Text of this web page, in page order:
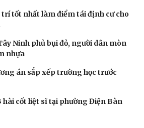
trí tốt nhất làm điểm tái định cư cho
Ninh phủ bụi đỏ, người dân mòn
nhựa
án sắp xếp trường học trước
hài cốt liệt sĩ tại phường Điện Bàn